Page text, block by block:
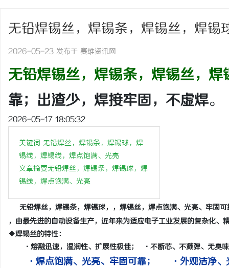
无铅焊锡丝，焊锡条，焊锡丝，焊锡
出渣少，焊接牢固，不虚焊
2026-05-23 发布于 赛维资讯网
无铅焊锡丝，焊锡条，焊锡丝， 焊
靠；出渣少，焊接牢固，不虚焊。
2026-05-17 18:05:32
关键词 无铅焊丝，焊锡条，焊锡球， 焊
锡线， 焊锡线，焊点饱满、光亮
文章摘要无铅焊丝，焊锡条，焊锡球，焊
锡线，焊点饱满、光亮
无铅焊丝，焊锡条，焊锡球，，焊锡丝，焊点饱满、光亮、牢固
，由最先进的自动设备生产，近年来为适应电子工业发展的复杂化
◆焊锡丝的特性：
·熔融迅速，湿润性、扩展性极佳； ·不断芯、不溅弹、无臭
·焊点饱满、光亮、牢固可靠； ·外观洁净、